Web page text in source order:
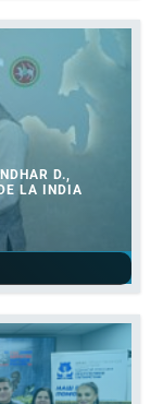
D.,
LA INDIA